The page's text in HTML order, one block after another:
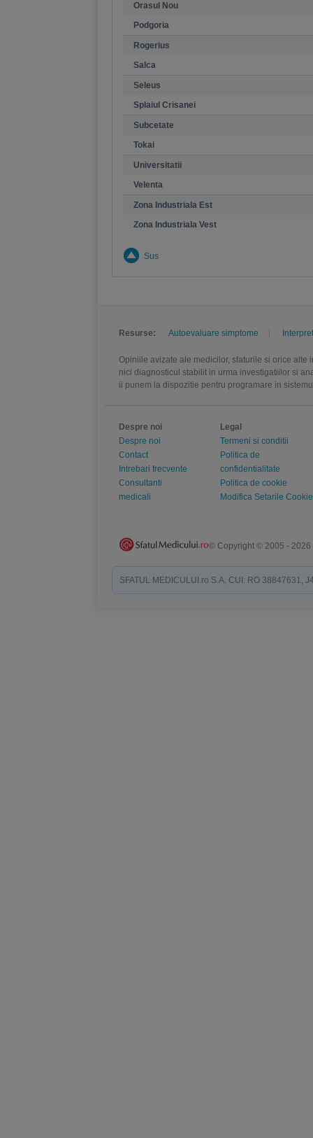
Orasul Nou
Podgoria
Rogerius
Salca
Seleus
Splaiul Crisanei
Subcetate
Tokai
Universitatii
Velenta
Zona Industriala Est
Zona Industriala Vest
Sus
Resurse: Autoevaluare simptome
Opiniile avizate ale medicilor, sfaturile si orice
nici diagnosticul stabilit in urma investigatiilor si
ii punem la dispozitie pentru programare in
Despre noi
Despre noi
Contact
Intrebari frecvente
Consultanti
medicali
Legal
Termeni si conditii
Politica de
confidentialitate
Politica de cookie
Modifica Setarile Cookie
© Copyright © 2005 - 2026
SFATUL MEDICULUI.ro S.A, CUI: RO 38847631,